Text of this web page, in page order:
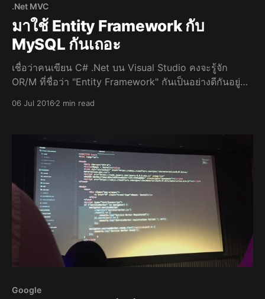
.Net MVC
มาใช้ Entity Framework กับ
MySQL กันเถอะ
เชื่อว่าคนเขียน C# .Net บน Visual Studio คงจะรู้จัก
OR/M ที่ชื่อว่า "Entity Framework" กันเป็นอย่างดีกันอยู่
Server ได้อย่างลงตัวเลยทีเดียว แต่ก็อย่างว่
06 Jul 20162 min read
Google